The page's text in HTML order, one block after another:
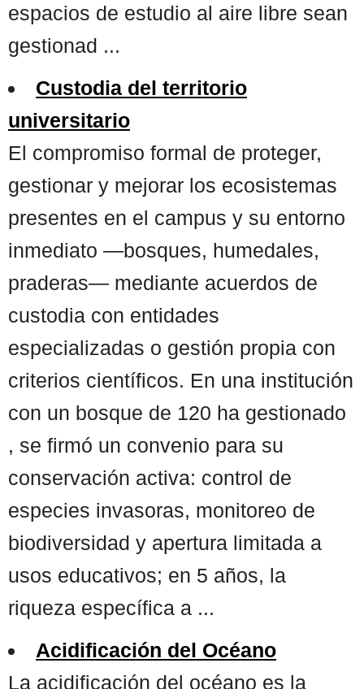
espacios de estudio al aire libre sean
gestionad ...
Custodia del territorio
universitario
El compromiso formal de proteger,
gestionar y mejorar los ecosistemas
presentes en el campus y su entorno
inmediato —bosques, humedales,
praderas— mediante acuerdos de
custodia con entidades
especializadas o gestión propia con
criterios científicos. En una institución
con un bosque de 120 ha gestionado
, se firmó un convenio para su
conservación activa: control de
especies invasoras, monitoreo de
biodiversidad y apertura limitada a
usos educativos; en 5 años, la
riqueza específica a ...
Acidificación del Océano
La acidificación del océano es la